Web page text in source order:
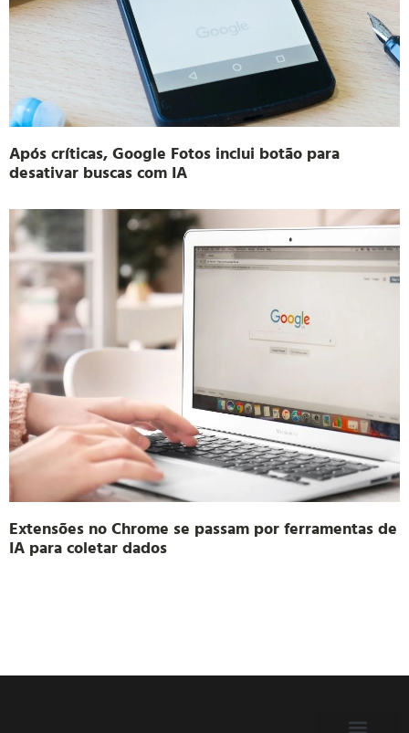
Após críticas, Google Fotos inclui botão para
desativar buscas com IA
Extensões no Chrome se passam por ferramentas de
IA para coletar dados